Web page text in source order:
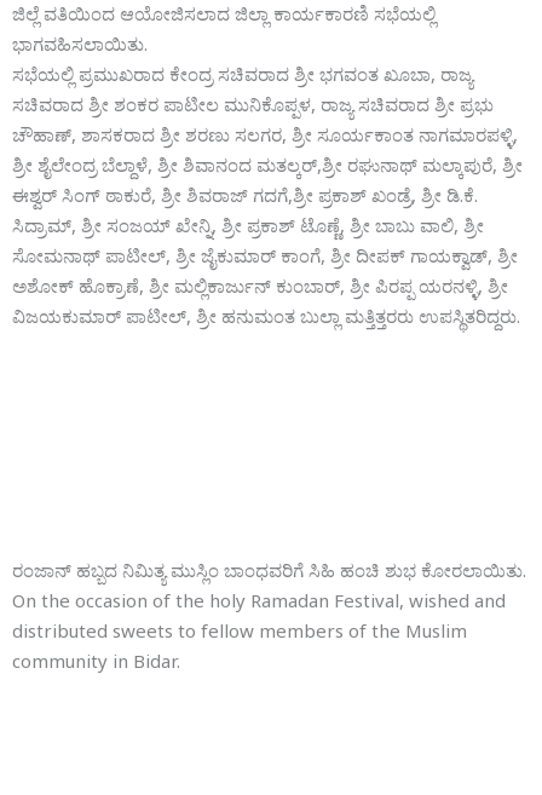
ಜಿಲ್ಲೆ ವತಿಯಿಂದ ಆಯೋಜಿಸಲಾದ ಜಿಲ್ಲಾ ಕಾರ್ಯಕಾರಣಿ ಸಭೆಯಲ್ಲಿ
ಭಾಗವಹಿಸಲಾಯಿತು.
ಸಭೆಯಲ್ಲಿ ಪ್ರಮುಖರಾದ ಕೇಂದ್ರ ಸಚಿವರಾದ ಶ್ರೀ ಭಗವಂತ ಖೂಬಾ, ರಾಜ್ಯ
ಸಚಿವರಾದ ಶ್ರೀ ಶಂಕರ ಪಾಟೀಲ ಮುನಿಕೊಪ್ಪಳ, ರಾಜ್ಯ ಸಚಿವರಾದ ಶ್ರೀ ಪ್ರಭು
ಚೌಹಾಣ್, ಶಾಸಕರಾದ ಶ್ರೀ ಶರಣು ಸಲಗರ, ಶ್ರೀ ಸೂರ್ಯಕಾಂತ ನಾಗಮಾರಪಳ್ಳಿ,
ಶ್ರೀ ಶೈಲೇಂದ್ರ ಬೆಲ್ದಾಳೆ, ಶ್ರೀ ಶಿವಾನಂದ ಮತಲ್ಕರ್,ಶ್ರೀ ರಘುನಾಥ್ ಮಲ್ಕಾಪುರೆ, ಶ್ರೀ
ಈಶ್ವರ್ ಸಿಂಗ್ ಠಾಕುರೆ, ಶ್ರೀ ಶಿವರಾಜ್ ಗದಗೆ,ಶ್ರೀ ಪ್ರಕಾಶ್ ಖಂಡ್ರೆ, ಶ್ರೀ ಡಿ.ಕೆ.
ಸಿದ್ರಾಮ್, ಶ್ರೀ ಸಂಜಯ್ ಖೇನ್ನಿ, ಶ್ರೀ ಪ್ರಕಾಶ್ ಟೊಣ್ಣೆ, ಶ್ರೀ ಬಾಬು ವಾಲಿ, ಶ್ರೀ
ಸೋಮನಾಥ್ ಪಾಟೀಲ್, ಶ್ರೀ ಜೈಕುಮಾರ್ ಕಾಂಗೆ, ಶ್ರೀ ದೀಪಕ್ ಗಾಯಕ್ವಾಡ್, ಶ್ರೀ
ಅಶೋಕ್ ಹೊಕ್ರಾಣೆ, ಶ್ರೀ ಮಲ್ಲಿಕಾರ್ಜುನ್ ಕುಂಬಾರ್, ಶ್ರೀ ಪಿರಪ್ಪ ಯರನಳ್ಳಿ, ಶ್ರೀ
ವಿಜಯಕುಮಾರ್ ಪಾಟೀಲ್, ಶ್ರೀ ಹನುಮಂತ ಬುಲ್ಲಾ ಮತ್ತಿತ್ತರರು ಉಪಸ್ಥಿತರಿದ್ದರು.
ರಂಜಾನ್ ಹಬ್ಬದ ನಿಮಿತ್ಯ ಮುಸ್ಲಿಂ ಬಾಂಧವರಿಗೆ ಸಿಹಿ ಹಂಚಿ ಶುಭ ಕೋರಲಾಯಿತು.
On the occasion of the holy Ramadan Festival, wished and
distributed sweets to fellow members of the Muslim
community in Bidar.